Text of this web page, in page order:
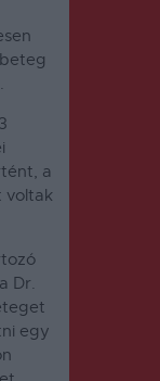
a
voltak
Dr.
egy